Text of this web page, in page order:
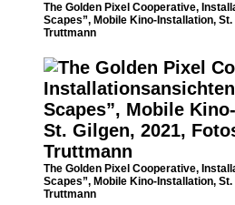
The Golden Pixel Cooperative,
Scapes”, Mobile Kino-Installation,
Truttmann
The Golden Pixel Cooperative,
Scapes”, Mobile Kino-Installation,
Truttmann